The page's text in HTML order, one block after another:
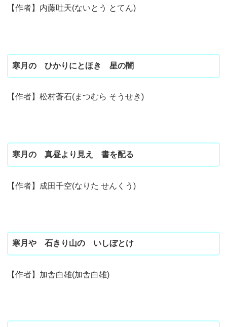
【作者】内藤吐天(ないとう とてん)
寒月の ひかりにとほき 星の闇
【作者】松村蒼石(まつむら そうせき)
寒月の 真昼より見え 書を配る
【作者】成田千空(なりた せんくう)
寒月や 石きり山の いしぼとけ
【作者】加舎白雄(加舎白雄)